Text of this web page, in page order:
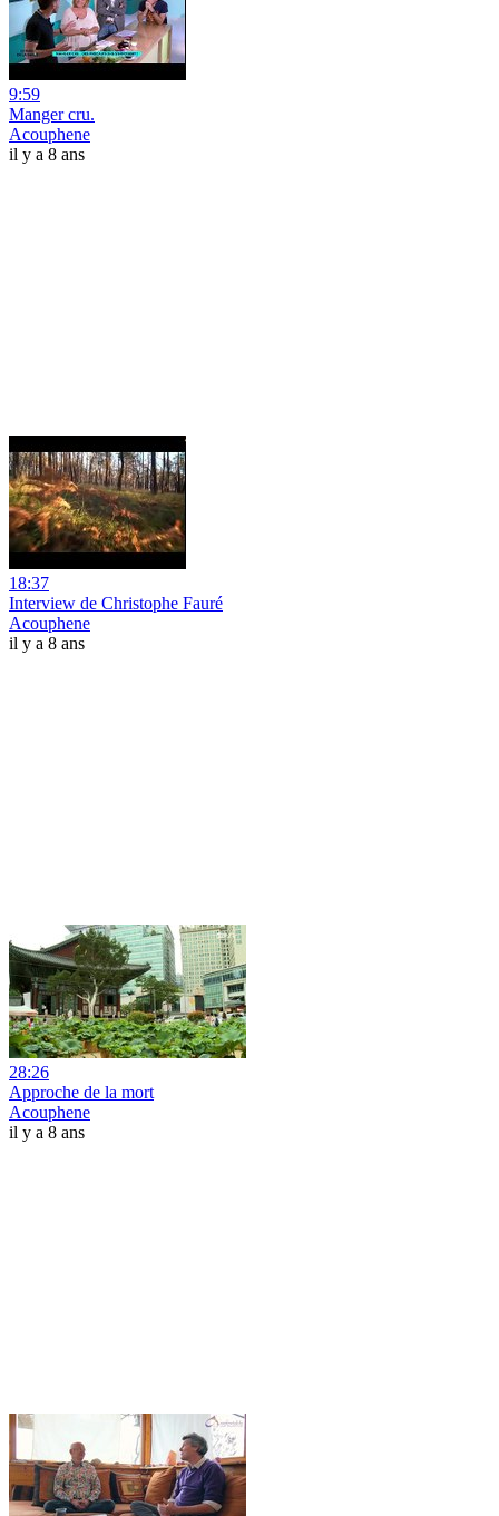
9:59
Manger cru.
Acouphene
il y a 8 ans
18:37
Interview de Christophe Fauré
Acouphene
il y a 8 ans
28:26
Approche de la mort
Acouphene
il y a 8 ans